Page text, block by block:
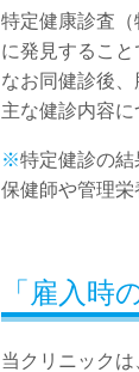
特定健康診査
に発見するこ
なお同健診後
主な健診内容に
※特定健診の
保健師や管理栄
「雇入時
当クリニック